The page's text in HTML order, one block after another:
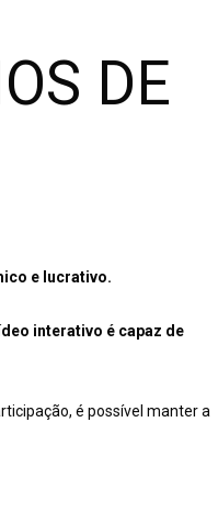
DE
e lucrativo.
interativo é capaz de
é possível manter a